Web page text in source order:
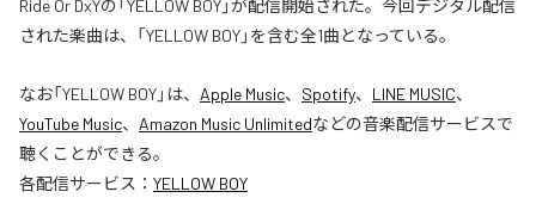
Ride Or DxYの「YELLOW BOY」が配信開始された。今回デジタル配信
された楽曲は、「YELLOW BOY」を含む全1曲となっている。
なお「YELLOW BOY」は、 Apple Music、 Spotify、 LINE MUSIC、
YouTube Music、 Amazon Music Unlimitedなどの音楽配信サービスで
聴くことができる。
各配信サービス： YELLOW BOY